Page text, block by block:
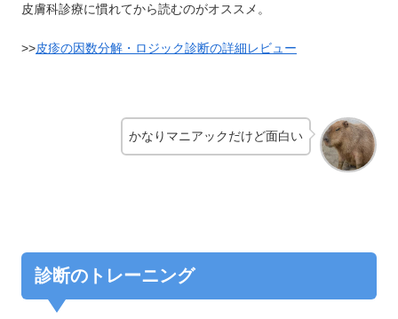
皮膚科診療に慣れてから読むのがオススメ。
>>皮疹の因数分解・ロジック診断の詳細レビュー
かなりマニアックだけど面白い
診断のトレーニング